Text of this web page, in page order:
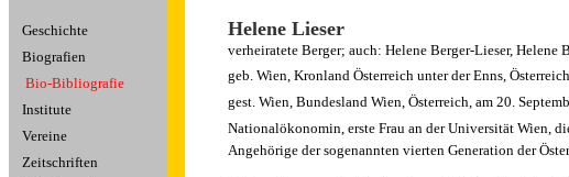
Geschichte
Biografien
Bio-Bibliografie
Institute
Vereine
Zeitschriften
Helene Lieser
verheiratete Berger; auch: Helene Berger-Lieser, Helene
geb. Wien, Kronland Österreich unter der Enns,
gest. Wien, Bundesland Wien, Österreich, am 20.
Nationalökonomin, erste Frau an der Universität Wien,
Angehörige der sogenannten vierten Generation der